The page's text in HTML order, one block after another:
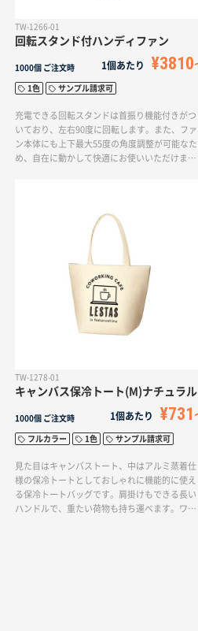
TW-1266-01
回転スタンド付ハンディファン
1000個 ご注文時 1個あたり ¥3810
1色 サンプル請求可
充電できる回転スタンドは首振り機能付きがつ
いており、左右90度に回転します。また、ファ
ン本体にも上下最大55度の角度調整が可能なた
め、自在に動かして快適にお使いいただけま
ができます。ハンディファンとしても使用で
き、外出時にバッグに入れて持ち運びやすい！
USB充電で最長4時間連続使用が可能です。（風
TW-1278-01
キャンバス保冷トート(M)ナチュラル
1000個 ご注文時 1個あたり ¥731
フルカラー 1色 サンプル請求可
見た目はキャンバストート、中はアルミ蒸着仕
様の保冷トートとしておしゃれに機能的に使え
る保冷トートバッグです。肩掛けもできる長い
ハンドルで、重たい荷物も持ち運べます。ワン